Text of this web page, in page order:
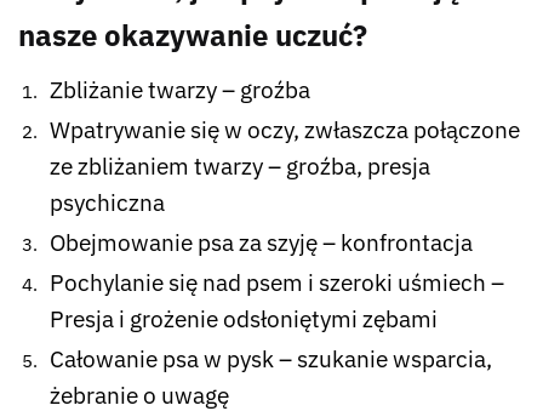
nasze okazywanie uczuć?
Zbliżanie twarzy – groźba
Wpatrywanie się w oczy, zwłaszcza połączone
ze zbliżaniem twarzy – groźba, presja
psychiczna
Obejmowanie psa za szyję – konfrontacja
Pochylanie się nad psem i szeroki uśmiech –
Presja i grożenie odsłoniętymi zębami
Całowanie psa w pysk – szukanie wsparcia,
żebranie o uwagę